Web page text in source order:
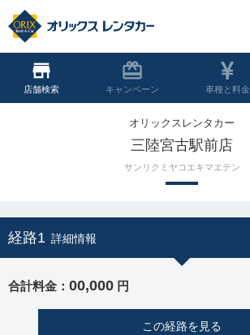
店舗 キャンペーン 車種と料金
オリックスレンタカー
三陸宮古駅前店
サンリクミヤコエキマエテン
経路1 詳細情報
合計料金： 00,000 円
この経路を見る